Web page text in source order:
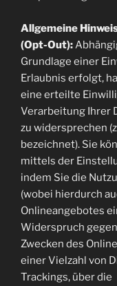
Allgemeine
(Opt-Out):
Grundlage einer
Erlaubnis erfolgt,
eine erteilte
Verarbeitung Ihrer
zu widersprechen
bezeichnet). Sie
mittels der
indem Sie die
(wobei hierdurch
Onlineangebotes
Widerspruch
Zwecken des
einer Vielzahl von
Trackings, über die